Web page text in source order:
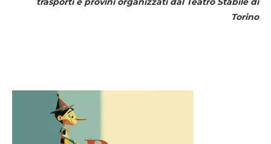
Torino